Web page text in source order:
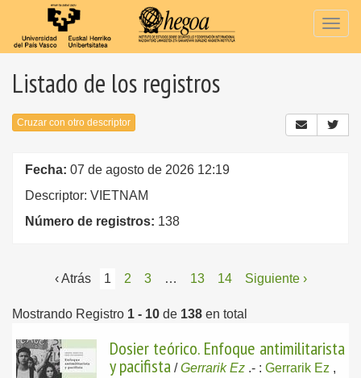
Listado de los registros
Cruzar con otro descriptor
Fecha: 07 de agosto de 2026 12:19
Descriptor: VIETNAM
Número de registros: 138
‹ Atrás 1 2 3 … 13 14 Siguiente ›
Mostrando Registro 1 - 10 de 138 en total
Dosier teórico. Enfoque antimilitarista
y pacifista /Gerrarik Ez .- : Gerrarik Ez ,